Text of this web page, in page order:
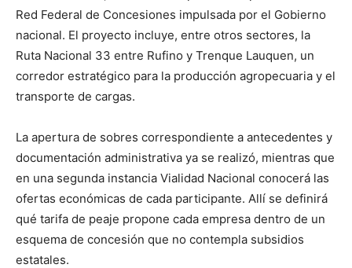
Red Federal de Concesiones impulsada por el Gobierno
nacional. El proyecto incluye, entre otros sectores, la
Ruta Nacional 33 entre Rufino y Trenque Lauquen, un
corredor estratégico para la producción agropecuaria y el
transporte de cargas.
La apertura de sobres correspondiente a antecedentes y
documentación administrativa ya se realizó, mientras que
en una segunda instancia Vialidad Nacional conocerá las
ofertas económicas de cada participante. Allí se definirá
qué tarifa de peaje propone cada empresa dentro de un
esquema de concesión que no contempla subsidios
estatales.